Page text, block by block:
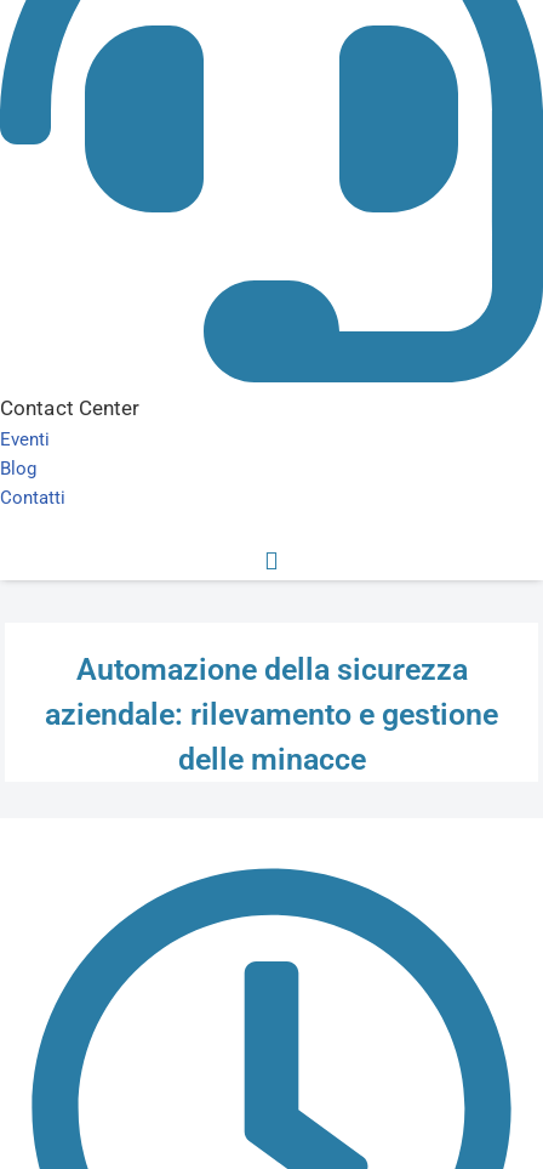
Contact Center
Eventi
Blog
Contatti
Automazione della sicurezza
aziendale: rilevamento e gestione
delle minacce